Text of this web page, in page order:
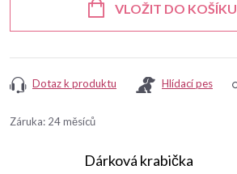
VLOŽIT DO KOŠÍKU
Dotaz k produktu Hlídací pes
Záruka: 24 měsíců
Dárková krabička